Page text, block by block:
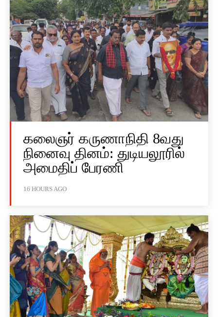
கலைஞர் கருணாநிதி 8வது
நினைவு தினம்: துடியலூரில்
அமைதிப் பேரணி
16 HOURS AGO